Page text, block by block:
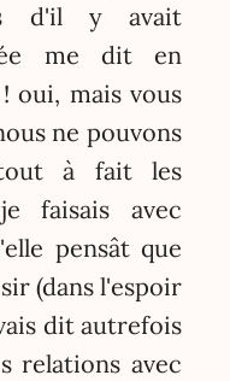
d'il y avait
me dit en
oui, mais vous
ne pouvons
à fait les
faisais avec
pensât que
(dans l'espoir
dit autrefois
relations avec